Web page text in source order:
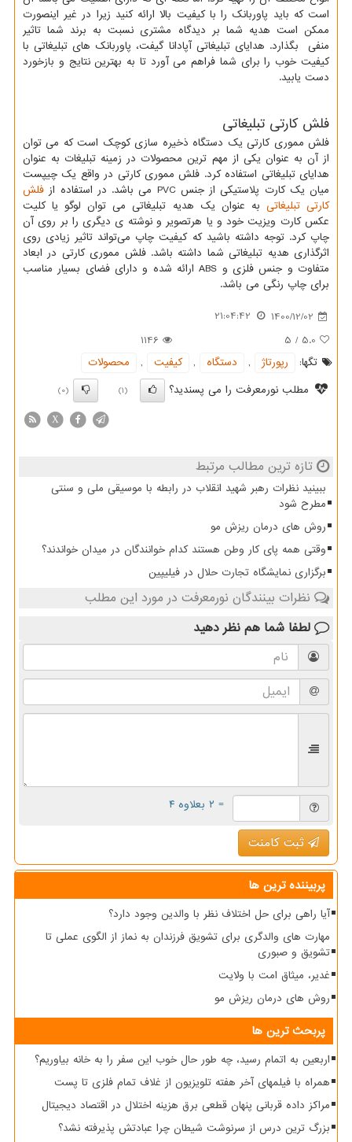
است که باید پاوربانک را با کیفیت بالا ارائه کنید زیرا در غیر اینصورت
ممکن است هدیه شما بر دیدگاه مشتری نسبت به برند شما تاثیر
منفی بگذارد. هدایای تبلیغاتی آپادانا گیفت، پاوربانک های تبلیغاتی با
کیفیت خوب را برای شما فراهم می آورد تا به بهترین نتایج و بازخورد
دست یابید.
فلش كارتی تبليغاتی
فلش مموری کارتی یک دستگاه ذخیره سازی کوچک است که می توان
از آن به عنوان یکی از مهم ترین محصولات در زمینه تبلیغات به عنوان
هدایای تبلیغاتی استفاده کرد. فلش مموری کارتی در واقع یک چیپست
میان یک کارت پلاستیکی از جنسPVC می باشد. در استفاده از فلش
کارتی تبلیغاتی به عنوان یک هدیه تبلیغاتی می توان لوگو یا کلیت
عکس کارت ویزیت خود و یا هرتصویر و نوشته ی دیگری را بر روی آن
چاپ کرد. توجه داشته باشید که کیفیت چاپ می‌تواند تاثیر زیادی روی
اثرگذاری هدیه تبلیغاتی شما داشته باشد. فلش مموری کارتی در ابعاد
متفاوت و جنس فلزی و ABSارائه شده و دارای فضای بسیار مناسب
برای چاپ رنگی می باشد.
1400/12/02
21:04:42
5.0
/
5
1146
تگها:
رپورتاژ , دستگاه , كیفیت ,
محصولات
مطلب نورمعرفت را می پسندید؟
(1)
(0)
X
تازه ترین مطالب مرتبط
ببینید نظرات رهبر شهید انقلاب در رابطه با موسیقی ملی و سنتی
مطرح شود
روش های درمان ریزش مو
وقتی همه پای کار وطن هستند کدام خوانندگان در میدان خواندند؟
برگزاری نمایشگاه تجارت حلال در فیلیپین
نظرات بینندگان نورمعرفت در مورد این مطلب
لطفا شما هم نظر دهید
= ۲ بعلاوه ۴
ثبت کامنت
پربیننده ترین ها
آیا راهی برای حل اختلاف نظر با والدین وجود دارد؟
مهارت های والدگری برای تشویق فرزندان به نماز از الگوی عملی تا
تشویق و صبوری
غدیر، میثاق امت با ولایت
روش های درمان ریزش مو
پربحث ترین ها
اربعین به اتمام رسید، چه طور حال خوب این سفر را به خانه بیاوریم؟
همراه با فیلمهای آخر هفته تلویزیون از غلاف تمام فلزی تا پست
مراکز داده قربانی پنهان قطعی برق هزینه اختلال در اقتصاد دیجیتال
بزرگ ترین درس از سرنوشت شیطان چرا عبادتش پذیرفته نشد؟